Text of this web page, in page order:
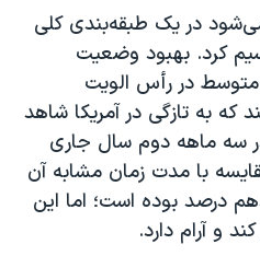
ایران
صلح
«سی‌پک»
در یک طبقه‌بندی کلی
کرد. بهبود وضعیت
در رأس الویت
که به تازگی در آمریکا شاهد
سه ماهه دوم سال جاری
با مدت زمان مشابه آن
۴ و شش دهم درصد بوده است؛ اما این
و آرام دارد.